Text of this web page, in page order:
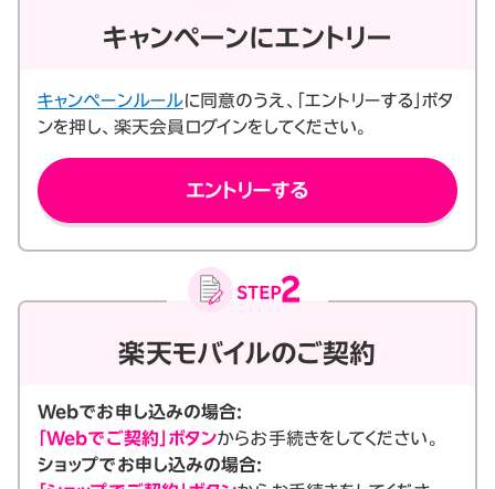
キャンペーンにエントリー
キャンペーンルールに同意のうえ、「エントリーする」ボタ
ンを押し、楽天会員ログインをしてください。
エントリーする
楽天モバイルのご契約
Webでお申し込みの場合:
「Webでご契約」ボタンからお手続きをしてください。
ショップでお申し込みの場合: